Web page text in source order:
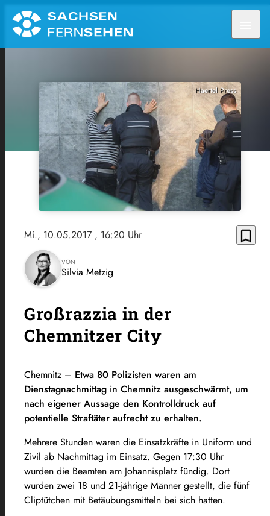
Haertel Press
Mi., 10.05.2017 , 16:20 Uhr bookmark_border
VON
Silvia Metzig
Großrazzia in der
Chemnitzer City
Chemnitz – Etwa 80 Polizisten waren am
Dienstagnachmittag in Chemnitz ausgeschwärmt, um
nach eigener Aussage den Kontrolldruck auf
potentielle Straftäter aufrecht zu erhalten.
Mehrere Stunden waren die Einsatzkräfte in Uniform und
Zivil ab Nachmittag im Einsatz. Gegen 17:30 Uhr
wurden die Beamten am Johannisplatz fündig. Dort
wurden zwei 18 und 21-jährige Männer gestellt, die fünf
Cliptütchen mit Betäubungsmitteln bei sich hatten.